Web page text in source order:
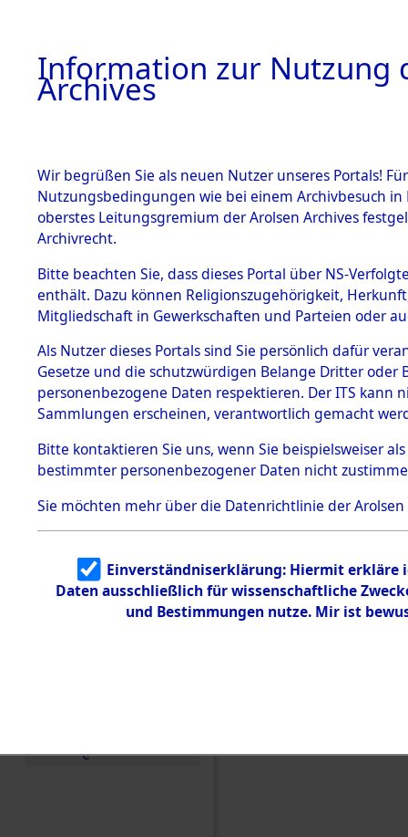
BESTÄNDE
1.
mente
5. Verschiedenes
5.3
Todesmärsche
5.3.1 Alliierte
Erhebungen
zu
Todesmärsch
en
5.3.2
Identifizierun
g
5.3.3
Todesmärsch
e
und
0103
Information zur Nutzung
Archives
Wir begrüßen Sie als neuen Nutzer unseres Portals!
Nutzungsbedingungen wie bei einem Archivbesuch
oberstes Leitungsgremium der Arolsen Archives
Archivrecht.
Bitte beachten Sie, dass dieses Portal über NS-
enthält. Dazu können Religionszugehörigkeit,
Mitgliedschaft in Gewerkschaften und Parteien oder
Als Nutzer dieses Portals sind Sie persönlich dafür
Gesetze und die schutzwürdigen Belange Dritter
personenbezogene Daten respektieren. Der ITS
Sammlungen erscheinen, verantwortlich gemacht
Bitte kontaktieren Sie uns, wenn Sie beispielsweiser
bestimmter personenbezogener Daten nicht
Sie möchten mehr über die Datenrichtlinie der Arolsen
Einverständniserklärung: Hiermit erkläre
Daten ausschließlich für wissenschaftliche
und Bestimmungen nutze. Mir ist